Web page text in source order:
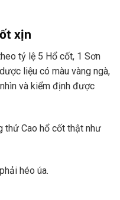
xịn
tỷ lệ 5 Hổ cốt, 1 Sơn
liệu có màu vàng ngà,
và kiểm định được
thử Cao hổ cốt thật như
héo úa.